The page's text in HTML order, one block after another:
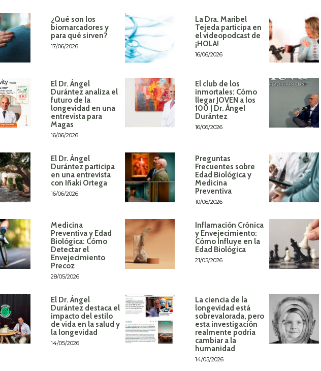
¿Qué son los
biomarcadores y
para qué sirven?
17/06/2026
La Dra. Maribel
Tejeda participa en
el videopodcast de
¡HOLA!
16/06/2026
El Dr. Ángel
Durántez analiza el
futuro de la
longevidad en una
entrevista para
Magas
16/06/2026
El club de los
inmortales: Cómo
llegar JOVEN a los
100 | Dr. Ángel
Durántez
16/06/2026
El Dr. Ángel
Durántez participa
en una entrevista
con Iñaki Ortega
16/06/2026
Preguntas
Frecuentes sobre
Edad Biológica y
Medicina
Preventiva
10/06/2026
Medicina
Preventiva y Edad
Biológica: Cómo
Detectar el
Envejecimiento
Precoz
28/05/2026
Inflamación Crónica
y Envejecimiento:
Cómo Influye en la
Edad Biológica
21/05/2026
El Dr. Ángel
Durántez destaca el
impacto del estilo
de vida en la salud y
la longevidad
14/05/2026
La ciencia de la
longevidad está
sobrevalorada, pero
esta investigación
realmente podría
cambiar a la
humanidad
14/05/2026